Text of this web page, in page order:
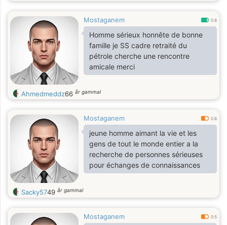
Mostaganem 0.8
Homme sérieux honnête de bonne
famille je SS cadre retraité du
pétrole cherche une rencontre
amicale merci
Ahmedmeddz66 år gammal
Mostaganem 0.6
jeune homme aimant la vie et les
gens de tout le monde entier a la
recherche de personnes sérieuses
pour échanges de connaissances
Sacky5749 år gammal
Mostaganem 0.5